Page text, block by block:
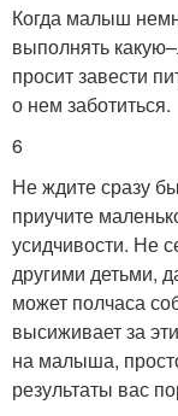
Когда малыш
выполнять
просит завести
о нем заботиться.
6
Не ждите сразу
приучите
усидчивости. Не
другими детьми,
может полчаса
высиживает за
на малыша,
результаты вас